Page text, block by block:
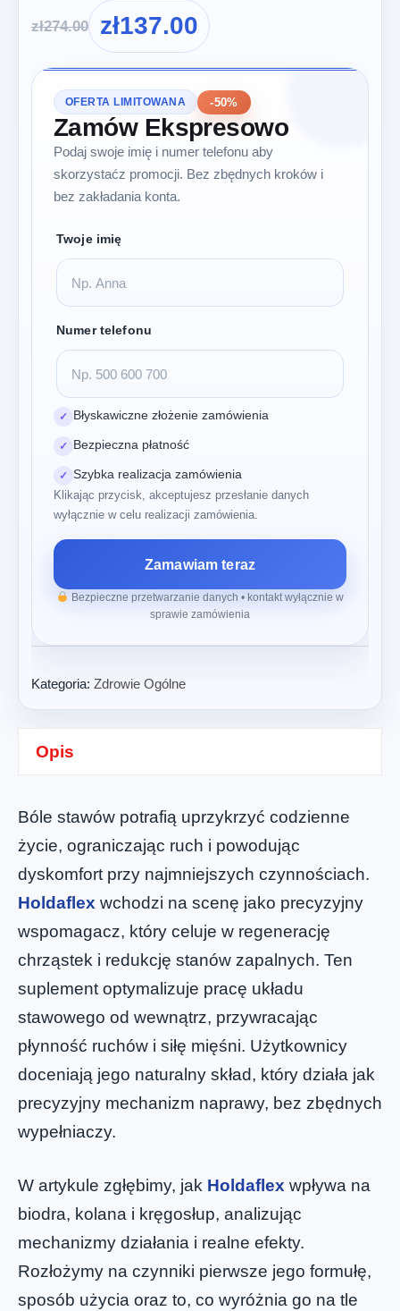
zł274.00 zł137.00
OFERTA LIMITOWANA -50%
Zamów Ekspresowo
Podaj swoje imię i numer telefonu aby
skorzystaćz promocji. Bez zbędnych kroków i
bez zakładania konta.
Twoje imię
Numer telefonu
✓ Błyskawiczne złożenie zamówienia
✓ Bezpieczna płatność
✓ Szybka realizacja zamówienia
Klikając przycisk, akceptujesz przesłanie danych
wyłącznie w celu realizacji zamówienia.
Zamawiam teraz
Bezpieczne przetwarzanie danych • kontakt wyłącznie w
sprawie zamówienia
Kategoria: Zdrowie Ogólne
Opis
Bóle stawów potrafią uprzykrzyć codzienne
życie, ograniczając ruch i powodując
dyskomfort przy najmniejszych czynnościach.
Holdaflex wchodzi na scenę jako precyzyjny
wspomagacz, który celuje w regenerację
chrząstek i redukcję stanów zapalnych. Ten
suplement optymalizuje pracę układu
stawowego od wewnątrz, przywracając
płynność ruchów i siłę mięśni. Użytkownicy
doceniają jego naturalny skład, który działa jak
precyzyjny mechanizm naprawy, bez zbędnych
wypełniaczy.
W artykule zgłębimy, jak Holdaflex wpływa na
biodra, kolana i kręgosłup, analizując
mechanizmy działania i realne efekty.
Rozłożymy na czynniki pierwsze jego formułę,
sposób użycia oraz to, co wyróżnia go na tle